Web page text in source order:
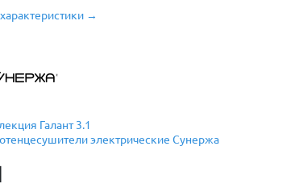
→
Галант 3.1
электрические Сунержа